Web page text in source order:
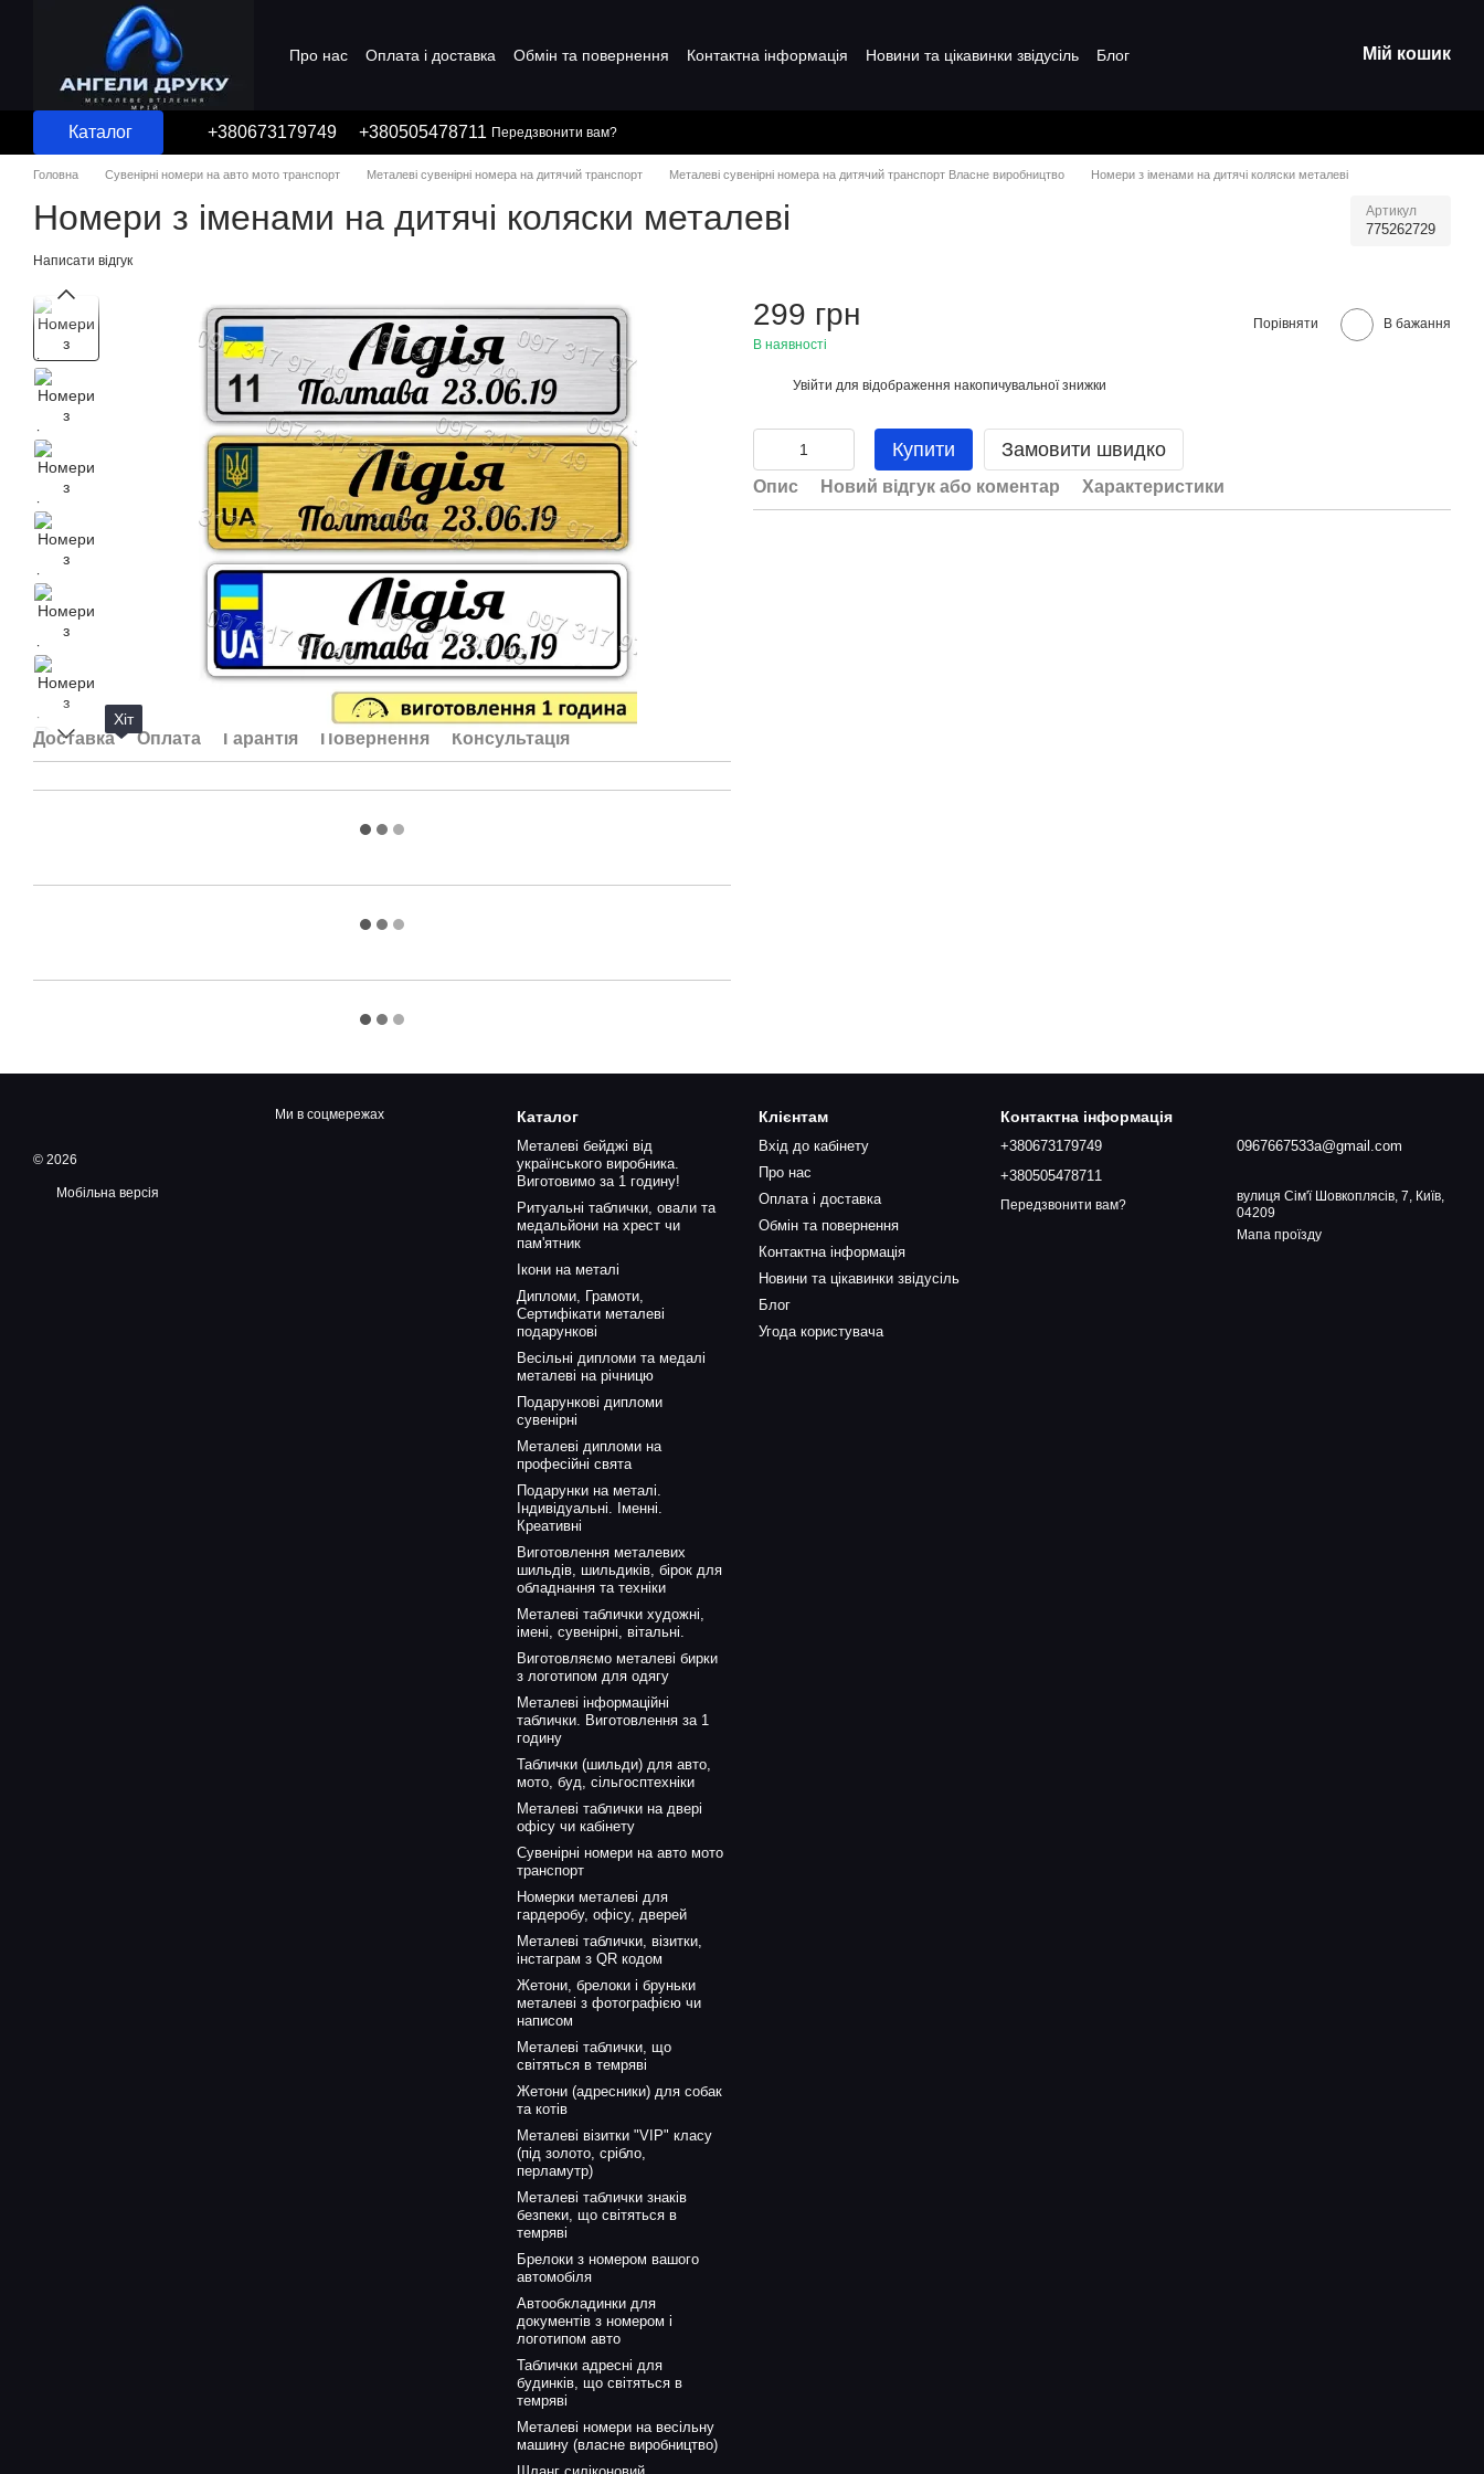
Перейти до основного контенту
Про нас Оплата і доставка Обмін та повернення Контактна інформація Новини та цікавинки звідусіль
Блог
Мій кошик
Каталог +380673179749 +380505478711 Передзвонити вам?
Головна Сувенірні номери на авто мото транспорт Металеві сувенірні номера на дитячий транспорт Металеві сувенірні номера на дитячий транспорт Власне виробництво Номери з іменами на дитячі коляски металеві
Номери з іменами на дитячі коляски металеві Артикул
775262729
Написати відгук
Хіт
Доставка Оплата Гарантія Повернення Консультація
299 грн
В наявності
Порівняти В бажання
Увійти для відображення накопичувальної знижки
Купити Замовити швидко
Опис Новий відгук або коментар Характеристики
© 2026
Мобільна версія
Ми в соцмережах Каталог
Металеві бейджі від
українського виробника.
Виготовимо за 1 годину!
Ритуальні таблички, овали та
медальйони на хрест чи
пам'ятник
Ікони на металі
Дипломи, Грамоти,
Сертифікати металеві
подарункові
Весільні дипломи та медалі
металеві на річницю
Подарункові дипломи
сувенірні
Металеві дипломи на
професійні свята
Подарунки на металі.
Індивідуальні. Іменні.
Креативні
Виготовлення металевих
шильдів, шильдиків, бірок для
обладнання та техніки
Металеві таблички художні,
імені, сувенірні, вітальні.
Виготовляємо металеві бирки
з логотипом для одягу
Металеві інформаційні
таблички. Виготовлення за 1
годину
Таблички (шильди) для авто,
мото, буд, сільгосптехніки
Металеві таблички на двері
офісу чи кабінету
Сувенірні номери на авто мото
транспорт
Номерки металеві для
гардеробу, офісу, дверей
Металеві таблички, візитки,
інстаграм з QR кодом
Жетони, брелоки і бруньки
металеві з фотографією чи
написом
Металеві таблички, що
світяться в темряві
Жетони (адресники) для собак
та котів
Металеві візитки "VIP" класу
(під золото, срібло,
перламутр)
Металеві таблички знаків
безпеки, що світяться в
темряві
Брелоки з номером вашого
автомобіля
Автообкладинки для
документів з номером і
логотипом авто
Таблички адресні для
будинків, що світяться в
темряві
Металеві номери на весільну
машину (власне виробництво)
Клієнтам
Вхід до кабінету
Про нас
Оплата і доставка
Обмін та повернення
Контактна інформація
Новини та цікавинки звідусіль
Блог
Угода користувача
Контактна інформація
+380673179749
+380505478711
Передзвонити вам?
0967667533a@gmail.com
вулиця Сім'ї Шовкоплясів, 7, Київ,
04209
Мапа проїзду